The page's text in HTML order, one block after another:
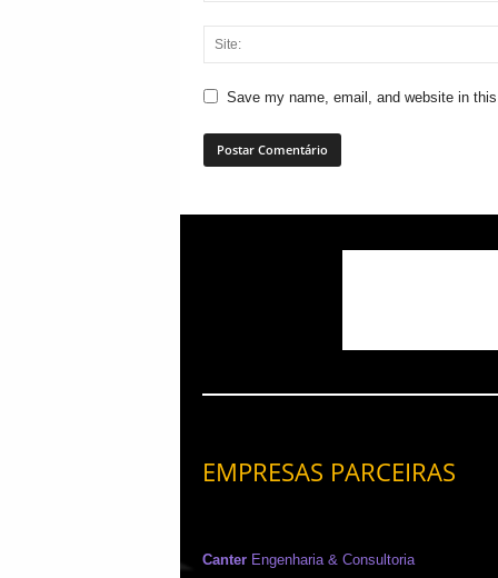
Save my name, email, and website in
EMPRESAS PARCEIRAS
CanterEngenharia & Consultoria